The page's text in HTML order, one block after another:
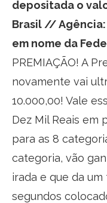
depositada o
Brasil //
em nome da
PREMIAÇÃO! A
novamente vai
10.000,00! Vale
Dez Mil Reais em
para as 8
categoria, vão
irada e que da
segundos